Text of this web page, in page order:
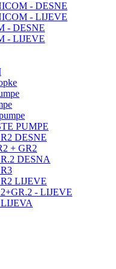
- DESNE
- LIJEVE
- DESNE
- LIJEVE
PUMPE
DESNE
+ GR2
DESNA
LIJEVE
- LIJEVE